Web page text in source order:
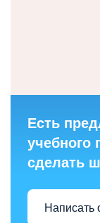
Есть
учебного
сделать
Написать